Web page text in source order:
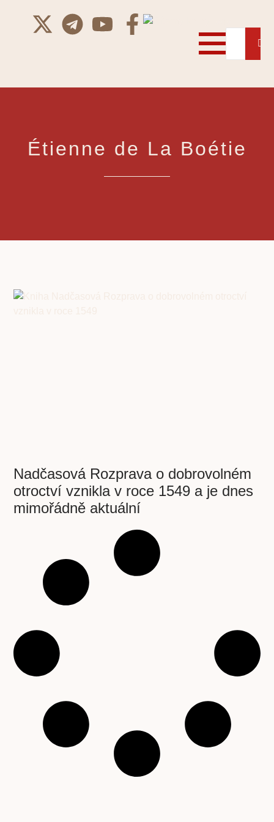
Étienne de La Boétie
Nadčasová Rozprava o dobrovolném
otroctví vznikla v roce 1549 a je dnes
mimořádně aktuální